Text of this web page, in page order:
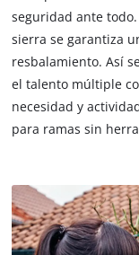
seguridad ante
sierra se garantiza
resbalamiento. Así
el talento múltiple
necesidad y
para ramas sin